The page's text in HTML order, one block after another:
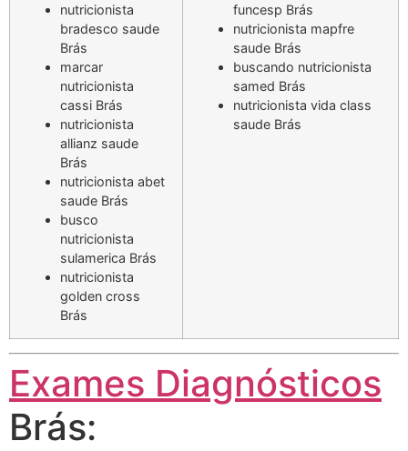
nutricionista
bradesco saude
Brás
marcar
nutricionista
cassi Brás
nutricionista
allianz saude
Brás
nutricionista abet
saude Brás
busco
nutricionista
sulamerica Brás
nutricionista
golden cross
Brás
funcesp Brás
nutricionista mapfre
saude Brás
buscando nutricionista
samed Brás
nutricionista vida class
saude Brás
Exames Diagnósticos
Brás: